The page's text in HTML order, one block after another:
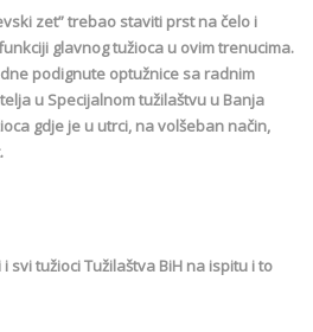
zet” trebao staviti prst na čelo i
glavnog tužioca u ovim trenucima.
podignute optužnice sa radnim
u Specijalnom tužilaštvu u Banja
gdje je u utrci, na volšeban način,
svi tužioci Tužilaštva BiH na ispitu i to